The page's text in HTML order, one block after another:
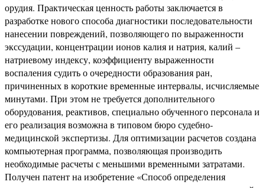
орудия. Практическая ценность работы заключается в
разработке нового способа диагностики последовательности
нанесении повреждений, позволяющего по выраженности
экссудации, концентрации ионов калия и натрия, калий –
натриевому индексу, коэффициенту выраженности
воспаления судить о очередности образования ран,
причиненных в короткие временные интервалы, исчисляемые
минутами. При этом не требуется дополнительного
оборудования, реактивов, специально обученного персонала и
его реализация возможна в типовом бюро судебно-
медицинской экспертизы. Для оптимизации расчетов создана
компьютерная программа, позволяющая производить
необходимые расчеты с меньшими временными затратами.
Получен патент на изобретение «Способ определения